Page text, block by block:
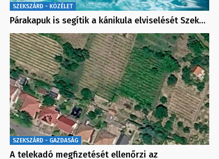
SZEKSZÁRD - KÖZÉLET
Párakapuk is segítik a kánikula elviselését Szek…
SZEKSZÁRD - GAZDASÁG
A telekadó megfizetését ellenőrzi az